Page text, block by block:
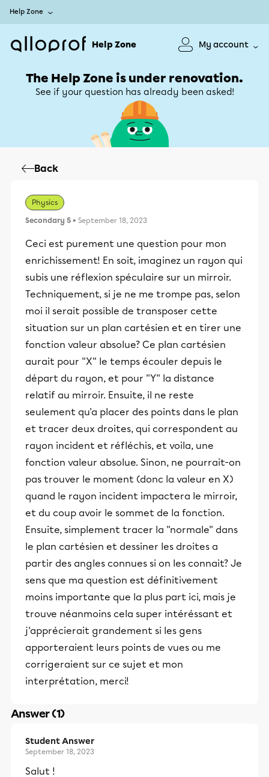
Help Zone
Help Zone My account
The Help Zone is under renovation.
See if your question has already been asked!
Back
Physics
Secondary 5 • September 18, 2023
Ceci est purement une question pour mon
enrichissement! En soit, imaginez un rayon qui
subis une réflexion spéculaire sur un mirroir.
Techniquement, si je ne me trompe pas, selon
moi il serait possible de transposer cette
situation sur un plan cartésien et en tirer une
fonction valeur absolue? Ce plan cartésien
aurait pour ''X'' le temps écouler depuis le
départ du rayon, et pour ''Y'' la distance
relatif au mirroir. Ensuite, il ne reste
seulement qu'a placer des points dans le plan
et tracer deux droites, qui correspondent au
rayon incident et réfléchis, et voila, une
fonction valeur absolue. Sinon, ne pourrait-on
pas trouver le moment (donc la valeur en X)
quand le rayon incident impactera le mirroir,
et du coup avoir le sommet de la fonction.
Ensuite, simplement tracer la ''normale'' dans
le plan cartésien et dessiner les droites a
partir des angles connues si on les connait? Je
sens que ma question est définitivement
moins importante que la plus part ici, mais je
trouve néanmoins cela super intéréssant et
j'apprécierait grandement si les gens
apporteraient leurs points de vues ou me
corrigeraient sur ce sujet et mon
interprétation, merci!
Answer (1)
Student Answer
September 18, 2023
Salut !